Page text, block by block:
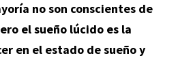
no son conscientes de
el sueño lúcido es la
en el estado de sueño y